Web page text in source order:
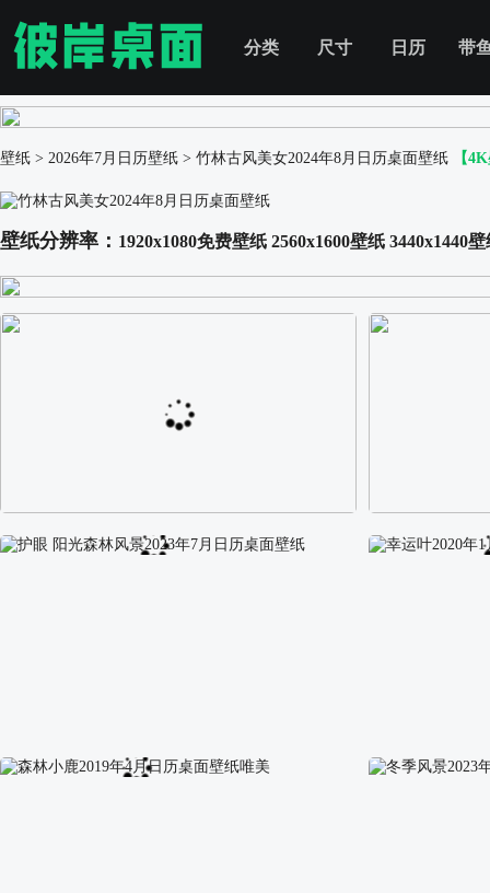
分类 尺寸 日历 带
壁纸 > 2026年7月日历壁纸 > 竹林古风美女2024年8月日历桌面壁纸 【
壁纸分辨率： 1920x1080免费壁纸 2560x1600壁纸 3440x1440壁
阿尔卑斯山区自然风景壁纸 校园长发可爱
护眼 阳光森林风景2023年7月日历桌面壁纸 幸运叶2020年1